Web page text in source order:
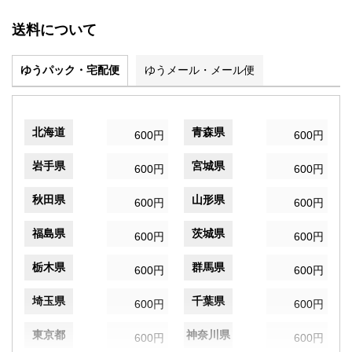
送料について
ゆうパック・宅配便 ゆうメール・メール便
北海道 600円 青森県 600円
岩手県 600円 宮城県 600円
秋田県 600円 山形県 600円
福島県 600円 茨城県 600円
栃木県 600円 群馬県 600円
埼玉県 600円 千葉県 600円
東京都 600円 神奈川県 600円